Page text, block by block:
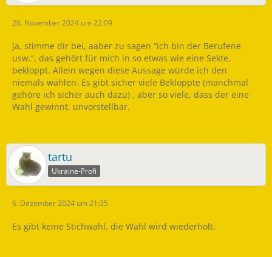
26. November 2024 um 22:09
ja, stimme dir bei, aaber zu sagen “ich bin der Berufene
usw.“, das gehört für mich in so etwas wie eine Sekte,
bekloppt. Allein wegen diese Aussage würde ich den
niemals wählen. Es gibt sicher viele Bekloppte (manchmal
gehöre ich sicher auch dazu) , aber so viele, dass der eine
Wahl gewinnt, unvorstellbar.
tartu
Ukraine-Profi
6. Dezember 2024 um 21:35
Es gibt keine Stichwahl, die Wahl wird wiederholt.